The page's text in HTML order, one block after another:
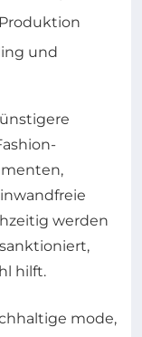
und
werden
hilft.